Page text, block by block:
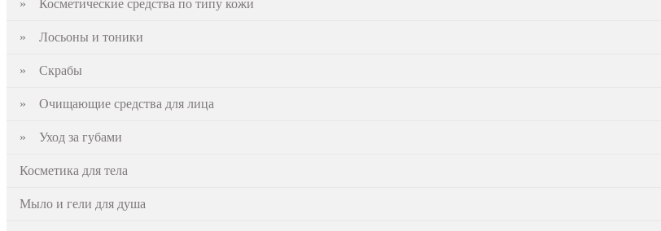
» Косметические средства по типу кожи
» Лосьоны и тоники
» Скрабы
» Очищающие средства для лица
» Уход за губами
Косметика для тела
Мыло и гели для душа